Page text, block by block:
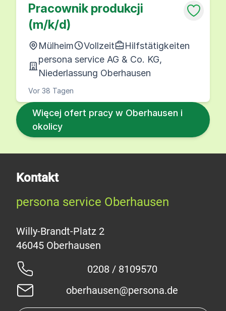
Pracownik produkcji
(m/k/d)
Mülheim Vollzeit
Hilfstätigkeiten
persona service AG & Co. KG,
Niederlassung Oberhausen
Vor 38 Tagen
Więcej ofert pracy w Oberhausen i
okolicy
Kontakt
persona service Oberhausen
Willy-Brandt-Platz 2
0208 / 8109570
oberhausen@persona.de